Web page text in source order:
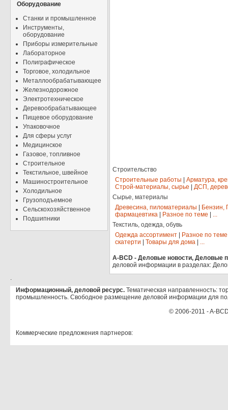
Оборудование
Станки и промышленное
Инструменты,
оборудование
Приборы измерительные
Лабораторное
Полиграфическое
Торговое, холодильное
Металлообрабатывающее
Железнодорожное
Электротехническое
Деревообрабатывающее
Пищевое оборудование
Упаковочное
Для сферы услуг
Медицинское
Газовое, топливное
Строительное
Текстильное, швейное
Машиностроительное
Холодильное
Грузоподъемное
Сельскохозяйственное
Подшипники
Строительство
Строительные работы
Арматура,
Строй-материалы, сырье
ДСП,
Сырье, материалы
Древесина, пиломатериалы
Бензин,
фармацевтика
Разное по теме
...
Текстиль, одежда, обувь
Одежда ассортимент
Разное по теме
скатерти
Товары для дома ...
A-BCD - Деловые новости, Деловые
деловой информации в разделах:
.
Информационный, деловой ресурс. Тематическая направленность:
промышленность. Свободное размещение деловой информации для
© 2006-2011 - A-
Коммерческие предложения партнеров: